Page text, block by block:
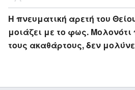
Η πνευματική αρετή του
μοιάζει με το φως.
τους ακαθάρτους, δεν